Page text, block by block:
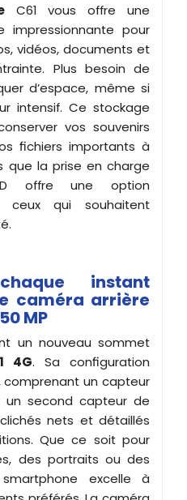
C61 vous offre une
pour
vidéos, documents et
Plus besoin de
d’espace, même si
intensif. Ce stockage
vos souvenirs
fichiers importants à
que la prise en charge
offre une option
ceux qui souhaitent
instant
caméra arrière
MP
un nouveau sommet
4G. Sa configuration
un capteur
second capteur de
nets et détaillés
Que ce soit pour
des portraits ou des
excelle à